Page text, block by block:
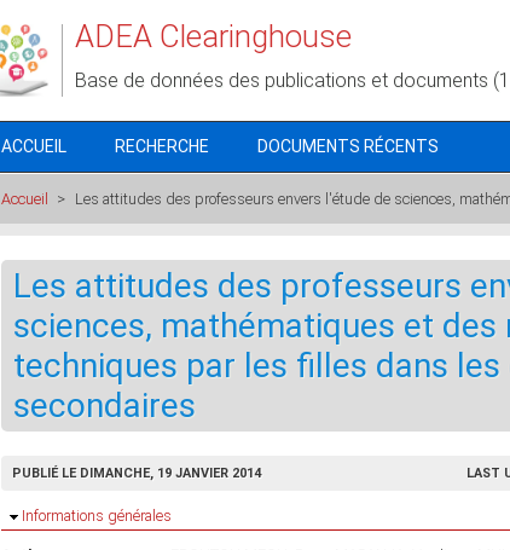
ADEA Clearinghouse
Base de données des publications et documents
ACCUEIL RECHERCHE DOCUMENTS RÉCENTS
Accueil > Les attitudes des professeurs envers l'étude de sciences,
Les attitudes des professeurs
sciences, mathématiques et des
techniques par les filles dans les
secondaires
PUBLIÉ LE DIMANCHE, 19 JANVIER 2014 LAST
Masquer
Informations générales